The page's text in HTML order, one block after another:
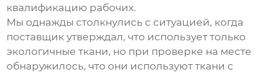
квалификацию рабочих.
Мы однажды столкнулись с ситуацией, когда
поставщик утверждал, что использует только
экологичные ткани, но при проверке на месте
обнаружилось, что они используют ткани с